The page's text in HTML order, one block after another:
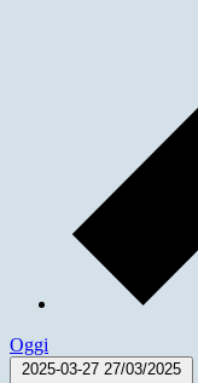
Oggi
2025-03-27 27/03/2025